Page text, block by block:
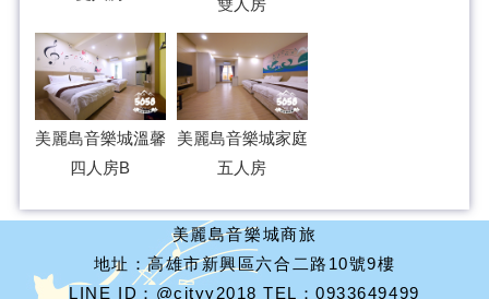
美麗島音樂城溫馨
四人房B
美麗島音樂城家庭
五人房
美麗島音樂城商旅
地址：高雄市新興區六合二路10號9樓
LINE ID：@cityy2018 TEL：0933649499